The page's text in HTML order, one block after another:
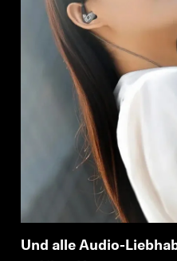
Und alle Audio-